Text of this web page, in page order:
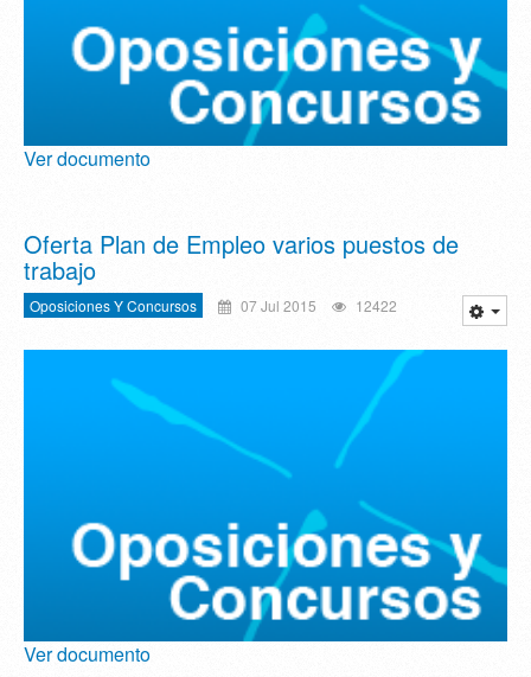
Ver documento
Oferta Plan de Empleo varios puestos de
trabajo
Oposiciones Y Concursos 07 Jul 2015 12422
Ver documento